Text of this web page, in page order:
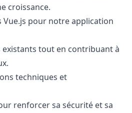
croissance.
Vue.js pour notre application
tout en contribuant à
techniques et
renforcer sa sécurité et sa